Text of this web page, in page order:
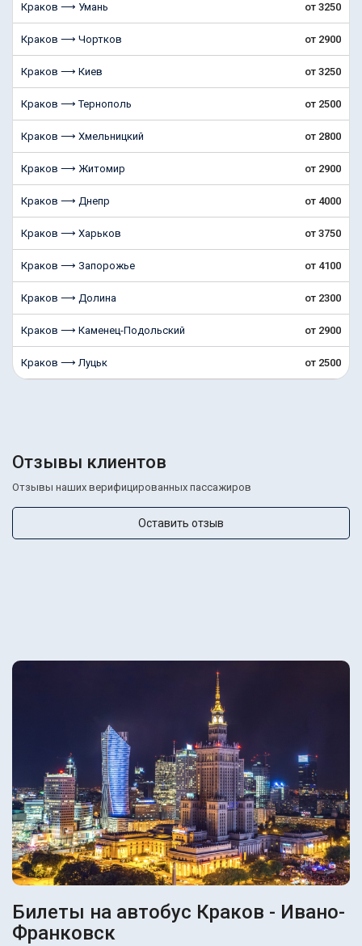
Краков ⟶ Умань от 3250
Краков ⟶ Чортков от 2900
Краков ⟶ Киев от 3250
Краков ⟶ Тернополь от 2500
Краков ⟶ Хмельницкий от 2800
Краков ⟶ Житомир от 2900
Краков ⟶ Днепр от 4000
Краков ⟶ Харьков от 3750
Краков ⟶ Запорожье от 4100
Краков ⟶ Долина от 2300
Краков ⟶ Каменец-Подольский от 2900
Краков ⟶ Луцьк от 2500
Отзывы клиентов
Отзывы наших верифицированных пассажиров
Оставить отзыв
Билеты на автобус Краков - Ивано-
Франковск